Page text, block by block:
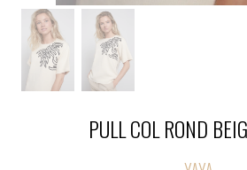
PULL COL ROND